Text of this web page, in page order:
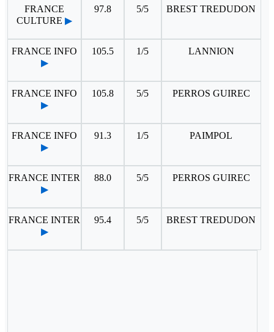
FRANCE
CULTURE ▶
97.8 5/5 BREST TREDUDON
FRANCE INFO
▶
105.5 1/5 LANNION
FRANCE INFO
▶
105.8 5/5 PERROS GUIREC
FRANCE INFO
▶
91.3 1/5 PAIMPOL
FRANCE INTER
▶
88.0 5/5 PERROS GUIREC
FRANCE INTER
▶
95.4 5/5 BREST TREDUDON